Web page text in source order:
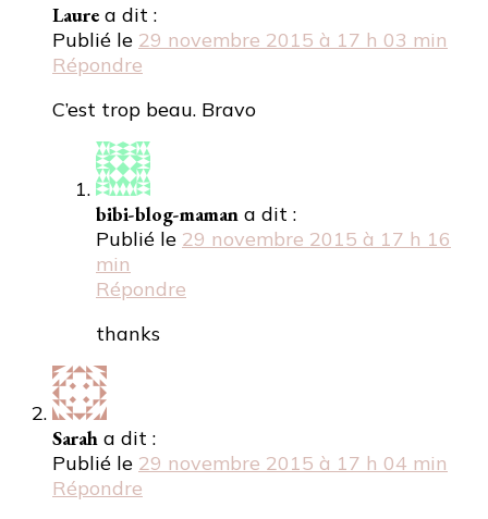
Laure a dit :
Publié le 29 novembre 2015 à 17 h 03 min
Répondre
C’est trop beau. Bravo
bibi-blog-maman a dit :
Publié le 29 novembre 2015 à 17 h 16
min
Répondre
thanks
Sarah a dit :
Publié le 29 novembre 2015 à 17 h 04 min
Répondre